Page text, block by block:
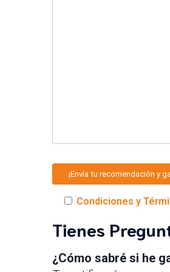
Condiciones y
Tienes
¿Cómo sabré si he